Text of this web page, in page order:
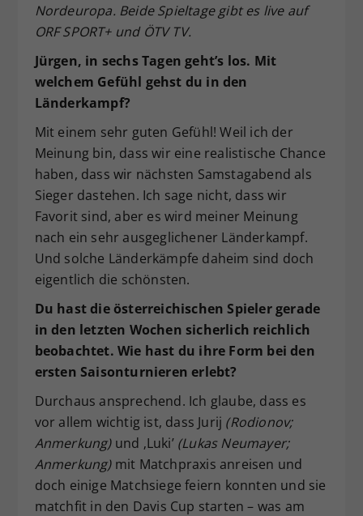
Nordeuropa. Beide Spieltage gibt es live auf
ORF SPORT+ und ÖTV TV.
Jürgen, in sechs Tagen geht’s los. Mit
welchem Gefühl gehst du in den
Länderkampf?
Mit einem sehr guten Gefühl! Weil ich der
Meinung bin, dass wir eine realistische Chance
haben, dass wir nächsten Samstagabend als
Sieger dastehen. Ich sage nicht, dass wir
Favorit sind, aber es wird meiner Meinung
nach ein sehr ausgeglichener Länderkampf.
Und solche Länderkämpfe daheim sind doch
eigentlich die schönsten.
Du hast die österreichischen Spieler gerade
in den letzten Wochen sicherlich reichlich
beobachtet. Wie hast du ihre Form bei den
ersten Saisonturnieren erlebt?
Durchaus ansprechend. Ich glaube, dass es
vor allem wichtig ist, dass Jurij (Rodionov;
Anmerkung)und ‚Luki’ (Lukas Neumayer;
Anmerkung)mit Matchpraxis anreisen und
doch einige Matchsiege feiern konnten und sie
matchfit in den Davis Cup starten – was am